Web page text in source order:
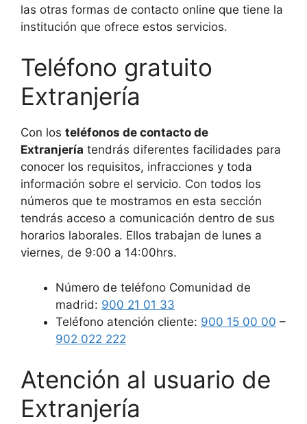
las otras formas de contacto online que tiene la
institución que ofrece estos servicios.
Teléfono gratuito
Extranjería
Con los teléfonos de contacto de
Extranjería tendrás diferentes facilidades para
conocer los requisitos, infracciones y toda
información sobre el servicio. Con todos los
números que te mostramos en esta sección
tendrás acceso a comunicación dentro de sus
horarios laborales. Ellos trabajan de lunes a
viernes, de 9:00 a 14:00hrs.
Número de teléfono Comunidad de
madrid: 900 21 01 33
Teléfono atención cliente: 900 15 00 00 –
902 022 222
Atención al usuario de
Extranjería